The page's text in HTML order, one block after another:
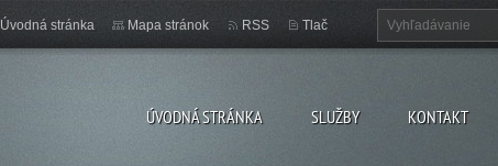
ÚVODNÁ STRÁNKA SLUŽBY KONTAKT
Úvodná stránka Mapa stránok RSS Tlač